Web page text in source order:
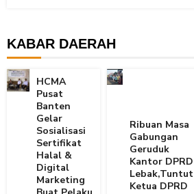
KABAR DAERAH
HCMA
Pusat
Banten
Gelar
Sosialisasi
Sertifikat
Halal &
Digital
Marketing
Ribuan Masa
Gabungan
Geruduk
Kantor DPRD
Lebak,Tuntut
Ketua DPRD